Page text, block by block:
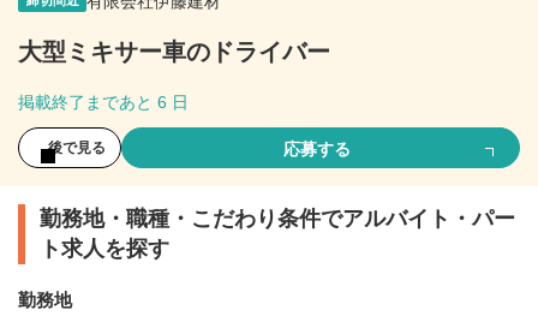
大型ミキサー車のドライバー
掲載終了まであと 6 日
後で見る 応募する
勤務地・職種・こだわり条件でアルバイト・パー
ト求人を探す
勤務地